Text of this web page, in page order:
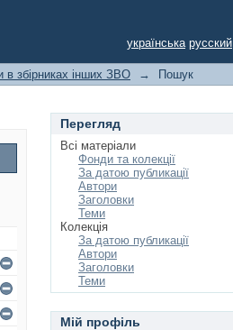
українська русский
в збірниках інших ЗВО → Пошук
Перегляд
Всі матеріали
Фонди та колекції
За датою публикації
Автори
Заголовки
Теми
Колекція
За датою публикації
Автори
Заголовки
Теми
Мій профіль